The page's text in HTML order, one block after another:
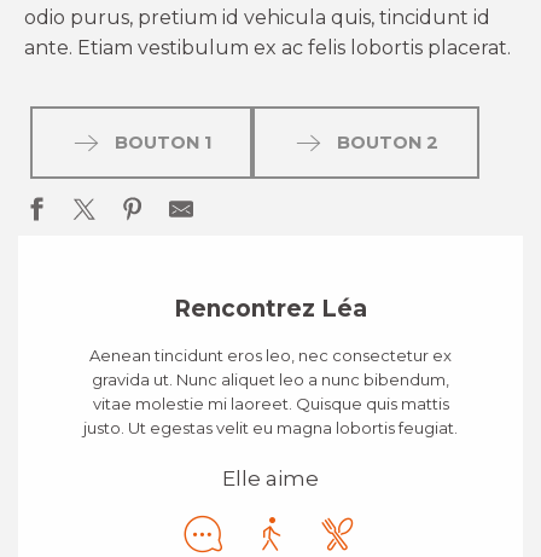
odio purus, pretium id vehicula quis, tincidunt id
ante. Etiam vestibulum ex ac felis lobortis placerat.
BOUTON 1 BOUTON 2
Rencontrez Léa
Aenean tincidunt eros leo, nec consectetur ex
gravida ut. Nunc aliquet leo a nunc bibendum,
vitae molestie mi laoreet. Quisque quis mattis
justo. Ut egestas velit eu magna lobortis feugiat.
Elle aime